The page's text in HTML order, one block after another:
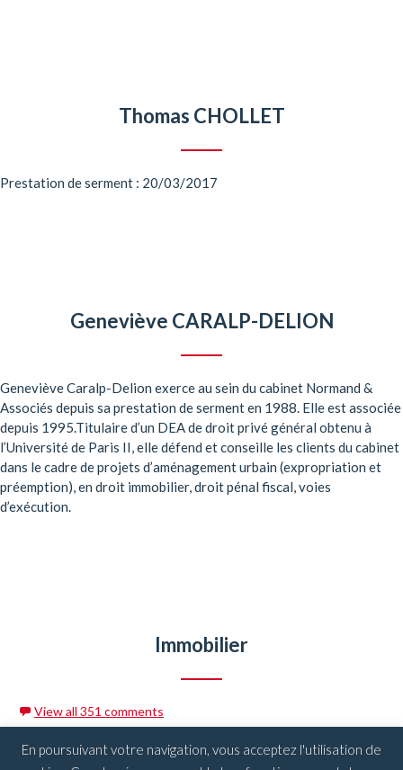
Thomas CHOLLET
Prestation de serment : 20/03/2017
Geneviève CARALP-DELION
Geneviève Caralp-Delion exerce au sein du cabinet Normand &
Associés depuis sa prestation de serment en 1988. Elle est associée
depuis 1995.Titulaire d’un DEA de droit privé général obtenu à
l’Université de Paris II, elle défend et conseille les clients du cabinet
dans le cadre de projets d’aménagement urbain (expropriation et
préemption), en droit immobilier, droit pénal fiscal, voies
d’exécution.
Immobilier
View all 351 comments
En poursuivant votre navigation, vous acceptez l'utilisation de